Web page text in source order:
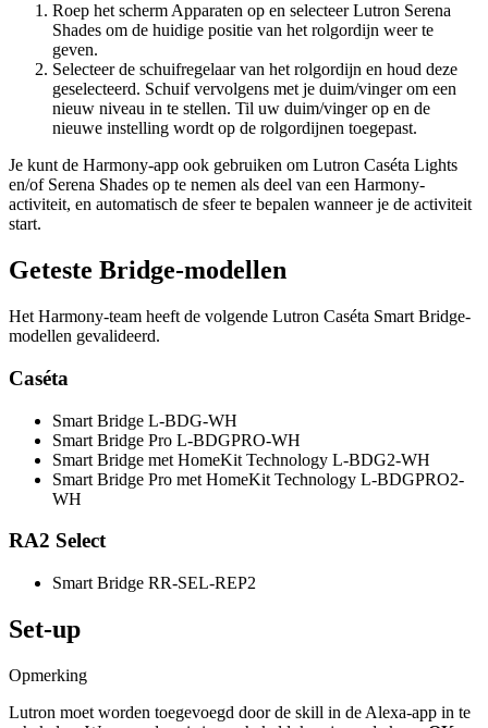
Roep het scherm Apparaten op en selecteer Lutron Serena
Shades om de huidige positie van het rolgordijn weer te
geven.
Selecteer de schuifregelaar van het rolgordijn en houd deze
geselecteerd. Schuif vervolgens met je duim/vinger om een
nieuw niveau in te stellen. Til uw duim/vinger op en de
nieuwe instelling wordt op de rolgordijnen toegepast.
Je kunt de Harmony-app ook gebruiken om Lutron Caséta Lights
en/of Serena Shades op te nemen als deel van een Harmony-
activiteit, en automatisch de sfeer te bepalen wanneer je de activiteit
start.
Geteste Bridge-modellen
Het Harmony-team heeft de volgende Lutron Caséta Smart Bridge-
modellen gevalideerd.
Caséta
Smart Bridge L-BDG-WH
Smart Bridge Pro L-BDGPRO-WH
Smart Bridge met HomeKit Technology L-BDG2-WH
Smart Bridge Pro met HomeKit Technology L-BDGPRO2-
WH
RA2 Select
Smart Bridge RR-SEL-REP2
Set-up
Opmerking
Lutron moet worden toegevoegd door de skill in de Alexa-app in te